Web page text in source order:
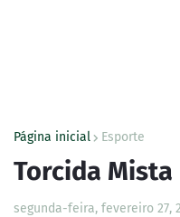
Página inicial Esporte
Torcida
segunda-feira, fevereiro 27,